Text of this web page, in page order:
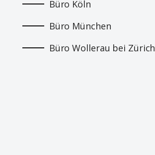
Büro Köln
Büro München
Büro Wollerau bei Zürich